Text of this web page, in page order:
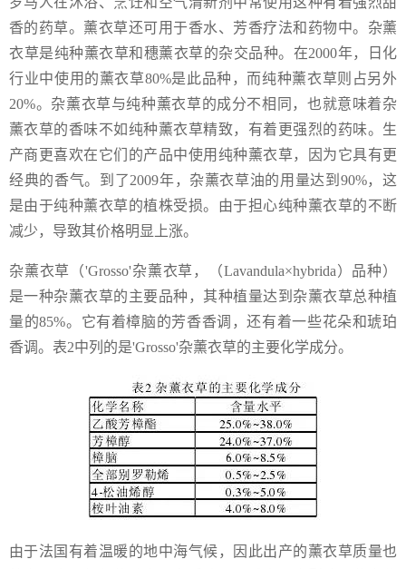
香的药草。薰衣草还可用于香水、芳香疗法和药物中。杂薰
衣草是纯种薰衣草和穗薰衣草的杂交品种。在2000年，日化
行业中使用的薰衣草80%是此品种，而纯种薰衣草则占另外
20%。杂薰衣草与纯种薰衣草的成分不相同，也就意味着杂
薰衣草的香味不如纯种薰衣草精致，有着更强烈的药味。生
产商更喜欢在它们的产品中使用纯种薰衣草，因为它具有更
经典的香气。到了2009年，杂薰衣草油的用量达到90%，这
是由于纯种薰衣草的植株受损。由于担心纯种薰衣草的不断
减少，导致其价格明显上涨。
杂薰衣草（'Grosso'杂薰衣草，（Lavandula×hybrida）品种）
是一种杂薰衣草的主要品种，其种植量达到杂薰衣草总种植
量的85%。它有着樟脑的芳香香调，还有着一些花朵和琥珀
香调。表2中列的是'Grosso'杂薰衣草的主要化学成分。
由于法国有着温暖的地中海气候，因此出产的薰衣草质量也